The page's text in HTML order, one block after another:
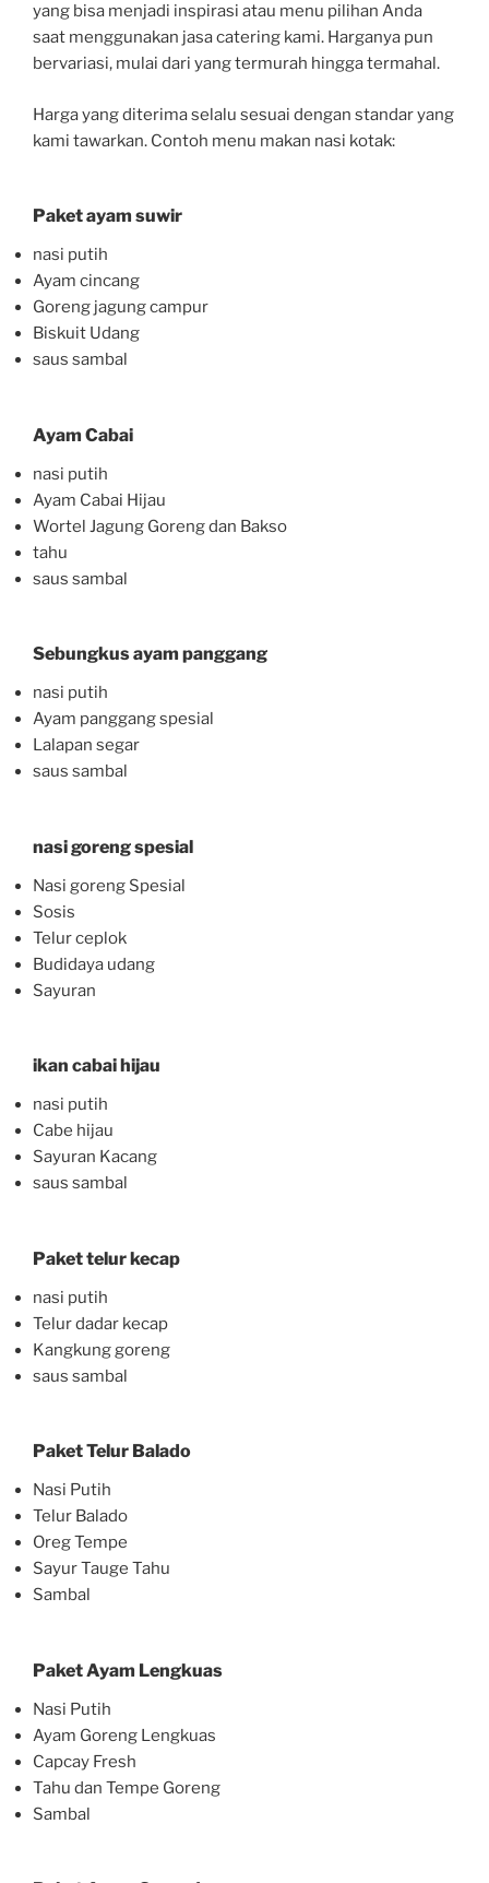
yang bisa menjadi inspirasi atau menu pilihan Anda
saat menggunakan jasa catering kami. Harganya pun
bervariasi, mulai dari yang termurah hingga termahal.
Harga yang diterima selalu sesuai dengan standar yang
kami tawarkan. Contoh menu makan nasi kotak:
Paket ayam suwir
nasi putih
Ayam cincang
Goreng jagung campur
Biskuit Udang
saus sambal
Ayam Cabai
nasi putih
Ayam Cabai Hijau
Wortel Jagung Goreng dan Bakso
tahu
saus sambal
Sebungkus ayam panggang
nasi putih
Ayam panggang spesial
Lalapan segar
saus sambal
nasi goreng spesial
Nasi goreng Spesial
Sosis
Telur ceplok
Budidaya udang
Sayuran
ikan cabai hijau
nasi putih
Cabe hijau
Sayuran Kacang
saus sambal
Paket telur kecap
nasi putih
Telur dadar kecap
Kangkung goreng
saus sambal
Paket Telur Balado
Nasi Putih
Telur Balado
Oreg Tempe
Sayur Tauge Tahu
Sambal
Paket Ayam Lengkuas
Nasi Putih
Ayam Goreng Lengkuas
Capcay Fresh
Tahu dan Tempe Goreng
Sambal